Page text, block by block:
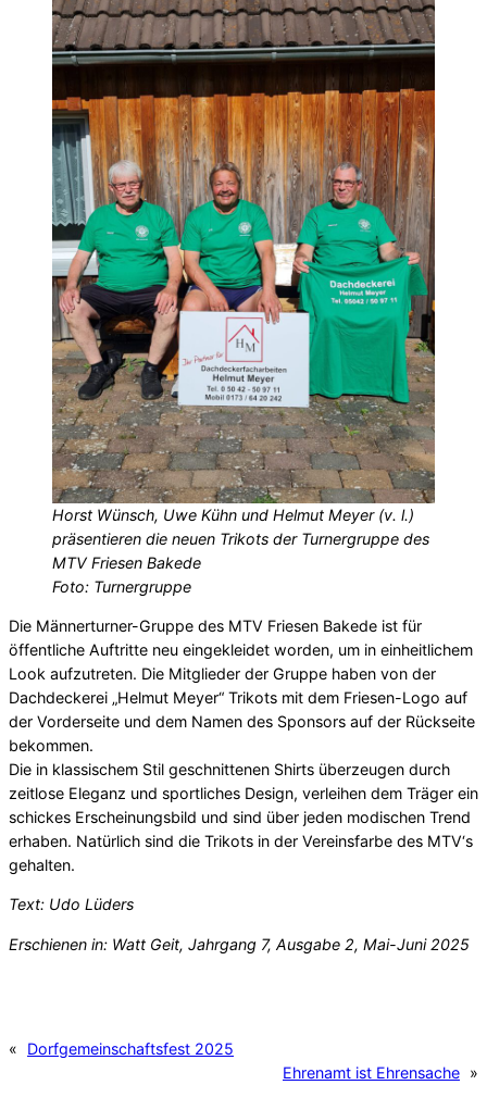
Horst Wünsch, Uwe Kühn und Helmut Meyer (v. l.)
präsentieren die neuen Trikots der Turnergruppe des
MTV Friesen Bakede
Foto: Turnergruppe
Die Männerturner-Gruppe des MTV Friesen Bakede ist für
öffentliche Auftritte neu eingekleidet worden, um in einheitlichem
Look aufzutreten. Die Mitglieder der Gruppe haben von der
Dachdeckerei „Helmut Meyer“ Trikots mit dem Friesen-Logo auf
der Vorderseite und dem Namen des Sponsors auf der Rückseite
bekommen.
Die in klassischem Stil geschnittenen Shirts überzeugen durch
zeitlose Eleganz und sportliches Design, verleihen dem Träger ein
schickes Erscheinungsbild und sind über jeden modischen Trend
erhaben. Natürlich sind die Trikots in der Vereinsfarbe des MTV‘s
gehalten.
Text: Udo Lüders
Erschienen in: Watt Geit, Jahrgang 7, Ausgabe 2, Mai-Juni 2025
«
Dorfgemeinschaftsfest 2025
Ehrenamt ist Ehrensache »